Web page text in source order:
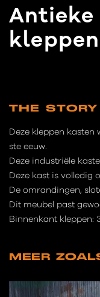
THE
Deze kleppen
ste eeuw.
Deze industriële
Deze kast is volledig
De omrandingen,
Dit meubel past
Binnenkant kleppen:
MEER